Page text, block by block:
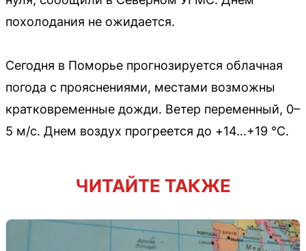
похолодания не ожидается.
Сегодня в Поморье прогнозируется облачная
погода с прояснениями, местами возможны
кратковременные дожди. Ветер переменный, 0–
5 м/с. Днем воздух прогреется до +14…+19 °C.
ЧИТАЙТЕ ТАКЖЕ